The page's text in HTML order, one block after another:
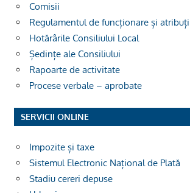
Comisii
Regulamentul de funcționare și
Hotărârile Consiliului Local
Ședințe ale Consiliului
Rapoarte de activitate
Procese verbale – aprobate
SERVICII ONLINE
Impozite și taxe
Sistemul Electronic Național de Plată
Stadiu cereri depuse